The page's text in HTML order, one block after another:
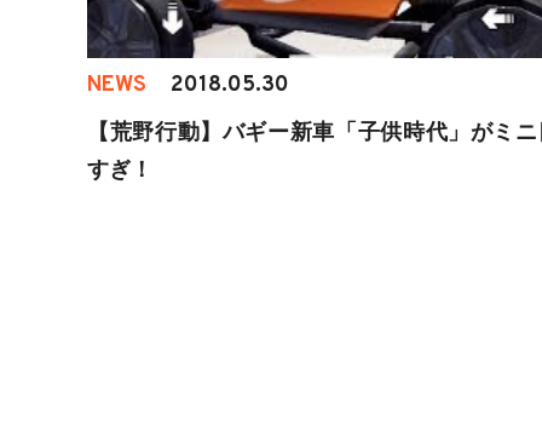
NEWS 2018.05.30
【荒野行動】バギー新車「子供時代」がミ
すぎ！